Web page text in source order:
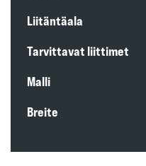
Liitäntäala
Tarvittavat liittimet
Malli
Breite